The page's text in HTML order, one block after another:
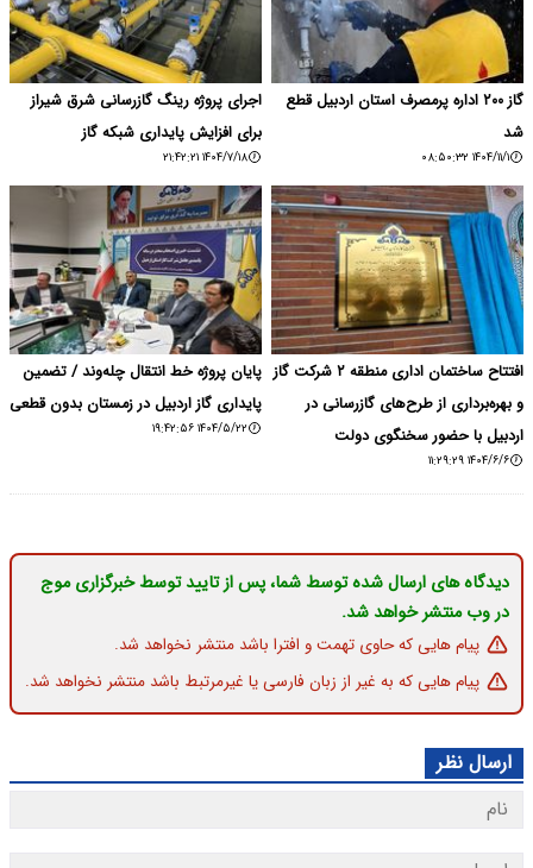
گاز ۲۰۰ اداره پرمصرف استان اردبیل قطع
شد
۱۴۰۴/۱۱/۱ ۰۸:۵۰:۳۲
اجرای پروژه رینگ گازرسانی شرق شیراز
برای افزایش پایداری شبکه گاز
۱۴۰۴/۷/۱۸ ۲۱:۴۲:۲۱
افتتاح ساختمان اداری منطقه ۲ شرکت گاز
و بهره‌برداری از طرح‌های گازرسانی در
اردبیل با حضور سخنگوی دولت
۱۴۰۴/۶/۶ ۱۱:۲۹:۲۹
پایان پروژه خط انتقال چله‌وند / تضمین
پایداری گاز اردبیل در زمستان بدون قطعی
۱۴۰۴/۵/۲۲ ۱۹:۴۲:۵۶
دیدگاه های ارسال شده توسط شما، پس از تایید توسط خبرگزاری موج
در وب منتشر خواهد شد.
پیام هایی که حاوی تهمت و افترا باشد منتشر نخواهد شد.
پیام هایی که به غیر از زبان فارسی یا غیرمرتبط باشد منتشر نخواهد شد.
ارسال نظر